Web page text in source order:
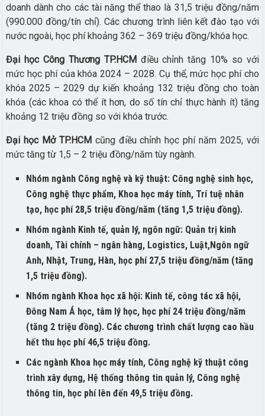
doanh dành cho các tài năng thể thao là 31,5 triệu đồng/năm
(990.000 đồng/tín chỉ). Các chương trình liên kết đào tạo với
nước ngoài, học phí khoảng 362 – 369 triệu đồng/khóa học.
Đại học Công Thương TP.HCM điều chỉnh tăng 10% so với
mức học phí của khóa 2024 – 2028. Cụ thể, mức học phí cho
khóa 2025 – 2029 dự kiến khoảng 132 triệu đồng cho toàn
khóa (các khoa có thể ít hơn, do số tín chỉ thực hành ít) tăng
khoảng 12 triệu đồng so với khóa trước.
Đại học Mở TP.HCM cũng điều chỉnh học phí năm 2025, với
mức tăng từ 1,5 – 2 triệu đồng/năm tùy ngành.
Nhóm ngành Công nghệ và kỹ thuật: Công nghệ sinh học,
Công nghệ thực phẩm, Khoa học máy tính, Trí tuệ nhân
tạo, học phí 28,5 triệu đồng/năm (tăng 1,5 triệu đồng).
Nhóm ngành Kinh tế, quản lý, ngôn ngữ: Quản trị kinh
doanh, Tài chính – ngân hàng, Logistics, Luật,Ngôn ngữ
Anh, Nhật, Trung, Hàn, học phí 27,5 triệu đồng/năm (tăng
1,5 triệu đồng).
Nhóm ngành Khoa học xã hội: Kinh tế, công tác xã hội,
Đông Nam Á học, tâm lý học, học phí 24 triệu đồng/năm
(tăng 2 triệu đồng). Các chương trình chất lượng cao hầu
hết thu học phí 46,5 triệu đồng.
Các ngành Khoa học máy tính, Công nghệ kỹ thuật công
trình xây dựng, Hệ thống thông tin quản lý, Công nghệ
thông tin, học phí lên đến 49,5 triệu đồng.